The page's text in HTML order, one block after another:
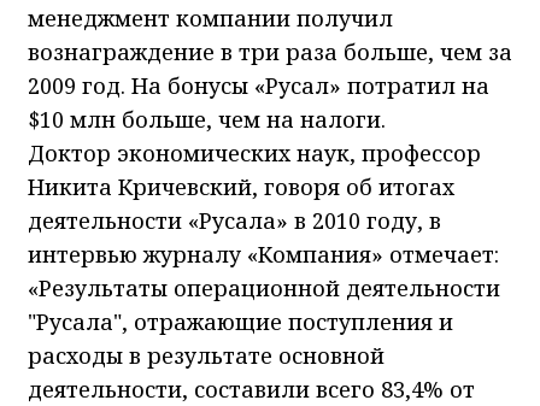
менеджмент компании получил
вознаграждение в три раза больше, чем за
2009 год. На бонусы «Русал» потратил на
$10 млн больше, чем на налоги.
Доктор экономических наук, профессор
Никита Кричевский, говоря об итогах
деятельности «Русала» в 2010 году, в
интервью журналу «Компания» отмечает:
«Результаты операционной деятельности
"Русала", отражающие поступления и
расходы в результате основной
деятельности, составили всего 83,4% от